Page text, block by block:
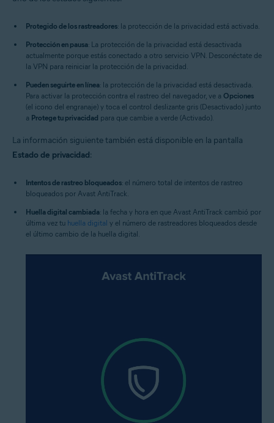
Protegido de los rastreadores: la protección de la privacidad está activada.
Protección en pausa: La protección de la privacidad está desactivada
actualmente porque estás conectado a otro servicio VPN. Desconéctate de
la VPN para reiniciar la protección de la privacidad.
Pueden seguirte en línea: la protección de la privacidad está desactivada.
Para activar la protección contra el rastreo del navegador, ve a Opciones
(el icono del engranaje) y toca el control deslizante gris (Desactivado) junto
a Protege tu privacidad para que cambie a verde (Activado).
La información siguiente también está disponible en la pantalla
Estado de privacidad:
Intentos de rastreo bloqueados: el número total de intentos de rastreo
bloqueados por Avast AntiTrack.
Huella digital cambiada: la fecha y hora en que Avast AntiTrack cambió por
última vez tu huella digital y el número de rastreadores bloqueados desde
el último cambio de la huella digital.